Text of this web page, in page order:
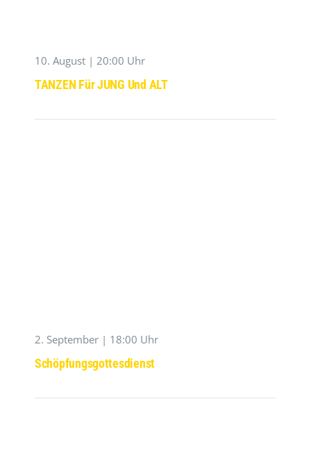
10. August | 20:00 Uhr
TANZEN Für JUNG Und ALT
2. September | 18:00 Uhr
Schöpfungsgottesdienst